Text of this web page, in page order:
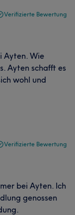
Verifizierte Bewertung
Ayten. Wie
Ayten schafft es
wohl und
Verifizierte Bewertung
bei Ayten. Ich
genossen